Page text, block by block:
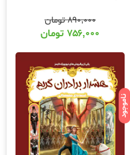
۸۹۰,۰۰۰تومان
۷۵۶,۰۰۰ تومان
ناموجود